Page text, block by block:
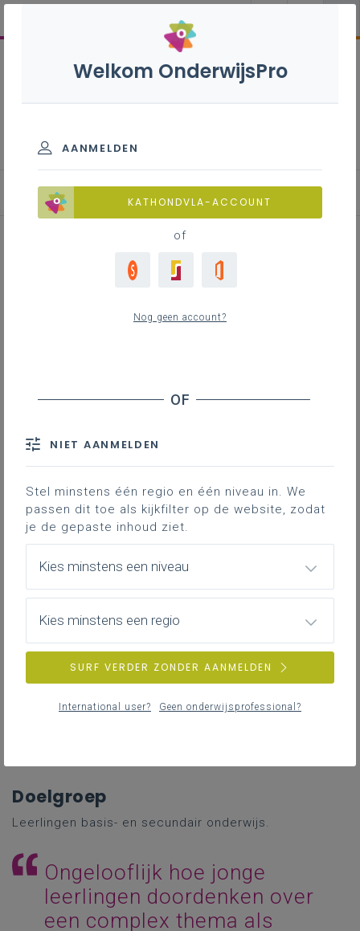
Aan de slag: toolbox
Met je klas: oorzaken en
Doelstelling
Verloop
Links en bronnen
Downloads
De leerlingen denken na over oorzaken
(van oorzaken) en gevolgen (van
probleem en visualiseren dit.
Doelstelling
De leerlingen visualiseren de oorzaken en gevolgen
Doelgroep
Leerlingen basis- en secundair onderwijs.
Ongelooflijk hoe jonge
leerlingen doordenken over
een complex thema als
Welkom OnderwijsPro
AANMELDEN
KATHONDVLA-ACCOUNT
of
Nog geen account?
NIET AANMELDEN
Stel minstens één regio en één niveau in. We
passen dit toe als kijkfilter op de website, zodat
je de gepaste inhoud ziet.
Kies minstens een niveau
Kies minstens een regio
SURF VERDER ZONDER AANMELDEN
International user? Geen onderwijsprofessional?